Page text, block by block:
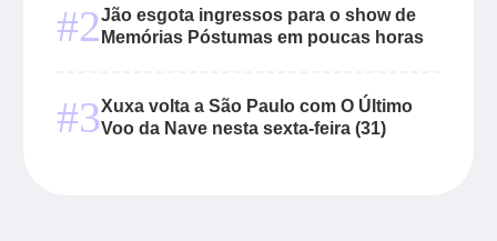
#2Jão esgota ingressos para o show de
Memórias Póstumas em poucas horas
#3Xuxa volta a São Paulo com O Último
Voo da Nave nesta sexta-feira (31)